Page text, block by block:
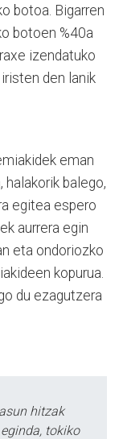
botoa. Bigarren
botoen %40a
izendatuko
den lanik
eman
halakorik balego,
egitea espero
aurrera egin
eta ondoriozko
kopurua.
du ezagutzera
hitzak
tokiko